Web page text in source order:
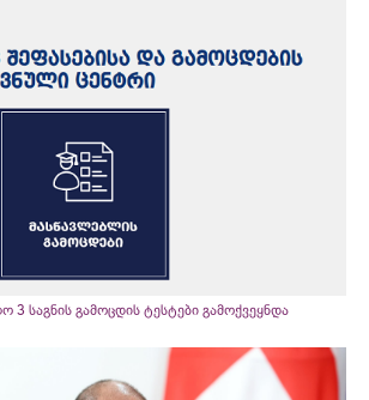
საგნის გამოცდის ტესტები გამოქვეყნდა